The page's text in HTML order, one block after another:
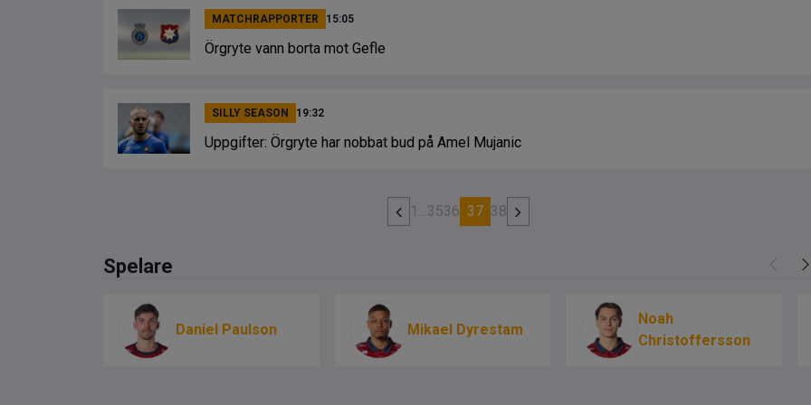
MATCHRAPPORTER 15:05
Örgryte vann borta mot Gefle
SILLY SEASON 19:32
Uppgifter: Örgryte har nobbat bud på Amel Mujanic
1 …3536 37 38
Spelare
Daniel Paulson Mikael Dyrestam
Noah
Christoffersson